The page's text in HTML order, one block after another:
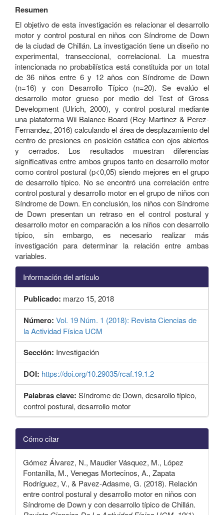
Resumen
El objetivo de esta investigación es relacionar el desarrollo
motor y control postural en niños con Síndrome de Down
de la ciudad de Chillán. La investigación tiene un diseño no
experimental, transeccional, correlacional. La muestra
intencionada no probabilística está constituida por un total
de 36 niños entre 6 y 12 años con Síndrome de Down
(n=16) y con Desarrollo Típico (n=20). Se evalúo el
desarrollo motor grueso por medio del Test of Gross
Development (Ulrich, 2000), y control postural mediante
una plataforma Wii Balance Board (Rey-Martinez & Perez-
Fernandez, 2016) calculando el área de desplazamiento del
centro de presiones en posición estática con ojos abiertos
y cerrados. Los resultados muestran diferencias
significativas entre ambos grupos tanto en desarrollo motor
como control postural (p<0,05) siendo mejores en el grupo
de desarrollo típico. No se encontró una correlación entre
control postural y desarrollo motor en el grupo de niños con
Síndrome de Down. En conclusión, los niños con Síndrome
de Down presentan un retraso en el control postural y
desarrollo motor en comparación a los niños con desarrollo
típico, sin embargo, es necesario realizar más
investigación para determinar la relación entre ambas
variables.
Información del artículo
Publicado: marzo 15, 2018
Número: Vol. 19 Núm. 1 (2018): Revista Ciencias de
la Actividad Física UCM
Sección: Investigación
DOI: https://doi.org/10.29035/rcaf.19.1.2
Palabras clave: Síndrome de Down, desarollo típico,
control postural, desarrollo motor
Detalles
del
artículo
Cómo citar
Gómez Álvarez, N., Maudier Vásquez, M., López
Fontanilla, M., Venegas Mortecinos, A., Zapata
Rodríguez, V., & Pavez-Adasme, G. (2018). Relación
entre control postural y desarrollo motor en niños con
Síndrome de Down y con desarrollo típico de Chillán.